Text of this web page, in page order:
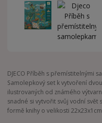
DJECO Příběh s přemístitelnými
Samolepkový set k vytvoření
ilustrovaných od známého
snadné si vytvořit svůj vodní
formě knihy o velikosti